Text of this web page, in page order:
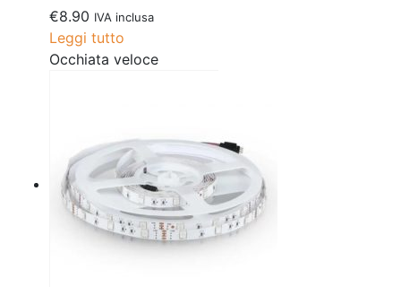
€8.90 IVA inclusa
Leggi tutto
Occhiata veloce